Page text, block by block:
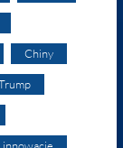
Chiny